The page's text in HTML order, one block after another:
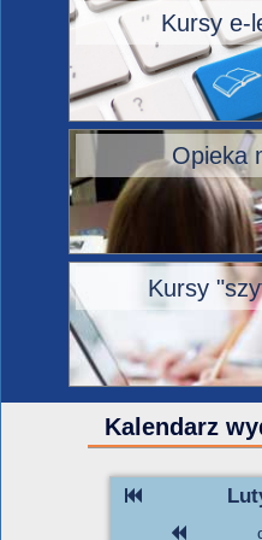
Kursy e-
Opieka
Kursy
Kalendarz